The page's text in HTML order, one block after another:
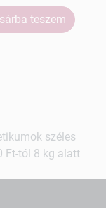
teszem
széles
Ft-tól 8 kg alatt